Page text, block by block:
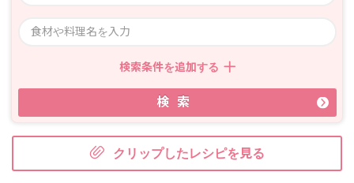
検索条件を追加する
検索
クリップしたレシピを見る